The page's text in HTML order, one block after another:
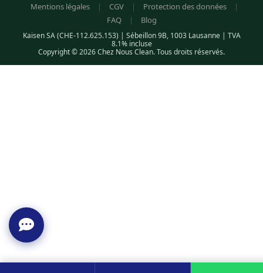
Mentions légales | CGV | Protection des données
|
FAQ
| Blog
Kaisen SA (CHE-112.625.153) | Sébeillon 9B, 1003 Lausanne | TVA
8.1% incluse
Copyright © 2026 Chez Nous Clean. Tous droits réservés.